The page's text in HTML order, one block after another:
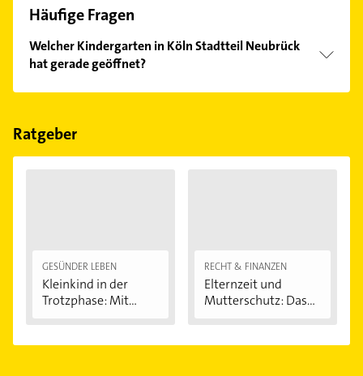
Häufige Fragen
Welcher Kindergarten in Köln Stadtteil Neubrück
hat gerade geöffnet?
Im Anbieter-Bereich finden Sie alleÖffnungszeiten.
Feiertagen abweichen können.
Ratgeber
GESÜNDER LEBEN
Kleinkind in der
Trotzphase: Mit...
RECHT & FINANZEN
Elternzeit und
Mutterschutz: Das...